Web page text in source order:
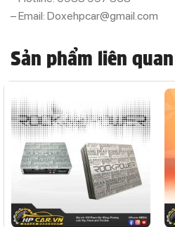
– Email: Doxehpcar@gmail.com
Sản phẩm liên quan